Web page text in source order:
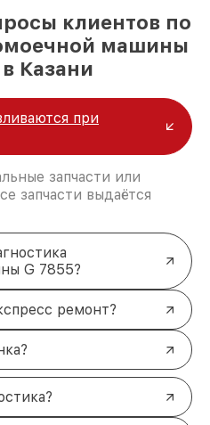
клиентов по
машины
Казани
при
запчасти или
запчасти выдаётся
G 7855?
ремонт?